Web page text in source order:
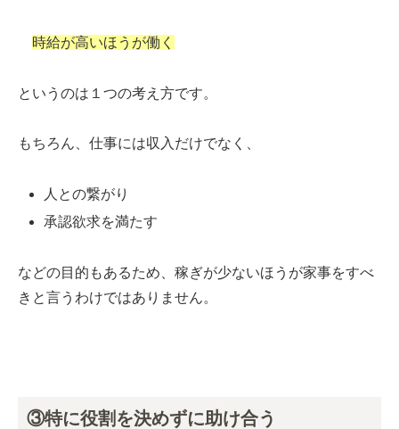
時給が高いほうが働く
というのは１つの考え方です。
もちろん、仕事には収入だけでなく、
人との繋がり
承認欲求を満たす
などの目的もあるため、稼ぎが少ないほうが家事をすべ
きと言うわけではありません。
③特に役割を決めずに助け合う